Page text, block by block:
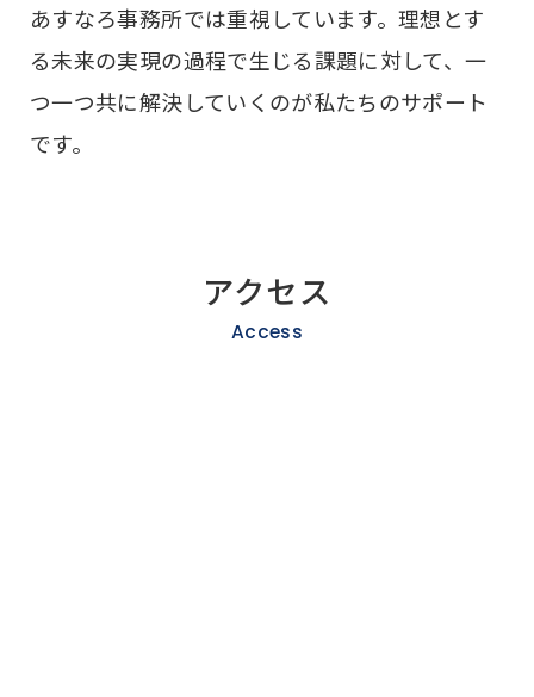
あすなろ事務所では重視しています。理想とす
る未来の実現の過程で生じる課題に対して、一
つ一つ共に解決していくのが私たちのサポート
です。
アクセス
Access